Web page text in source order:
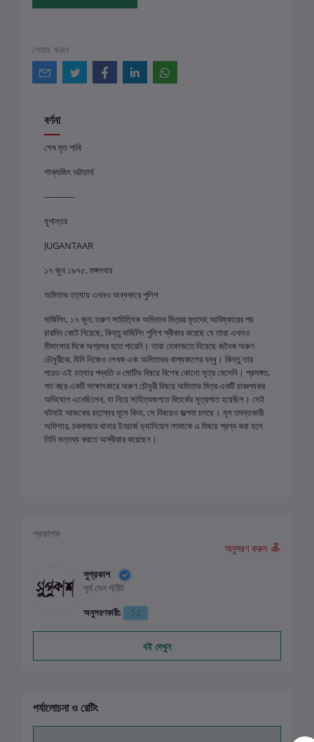
শেয়ার করুন
বর্ণনা
শেষ মৃত পাখি
শাক্যজিৎ ভট্টাচার্য
-----------
যুগান্তর
JUGΑΝΤΑAR
১৭ জুন ১৯৭৫, মঙ্গলবার
অমিতাভ হত্যায় এখনও অন্ধকারে পুলিশ
দার্জিলিং, ১৭ জুন: তরুণ সাহিত্যিক অমিতাভ মিত্রর মৃতদেহ আবিষ্কারের পর
চারদিন কেটে গিয়েছে, কিন্তু দার্জিলিং পুলিশ স্বীকার করেছে যে তারা এখনও
মীমাংসার দিকে অগ্রসর হতে পারেনি। তারা হেফাজতে নিয়েছে জনৈক অরুণ
চৌধুরীকে, যিনি নিজেও লেখক এবং অমিতাভর বাল্যকালের বন্ধু। কিন্তু তার
পরেও এই হত্যার পদ্ধতি ও মোটিভ বিষয়ে বিশেষ কোনো সূত্র মেলেনি। প্রসঙ্গত,
গত বছর একটি সাক্ষাৎকারে অরুণ চৌধুরী বিষয়ে অমিতাভ মিত্র একটি চাঞ্চল্যকর
অভিযোগ এনেছিলেন, যা নিয়ে সাহিত্যজগতে বিতর্কের সূত্রপাত হয়েছিল। সেই
ঘটনাই আজকের রহস্যের মূলে কিনা, সে বিষয়েও জল্পনা চলছে। মূল তদন্তকারী
অফিসার, চকবাজার থানার ইনচার্জ ড্যানিয়েল লামাকে এ বিষয়ে প্রশ্ন করা হলে
তিনি মন্তব্য করতে অস্বীকার করেছেন।
প্রকাশক
অনুসরণ করুন
সুপ্রকাশ
সূর্য সেন স্ট্রীট
অনুসরণকারী:
52
বই দেখুন
পর্যালোচনা ও রেটিং